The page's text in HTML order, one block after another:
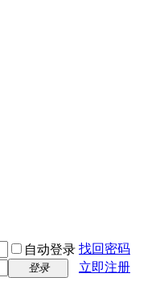
自动登录 找回密码
登录
立即注册